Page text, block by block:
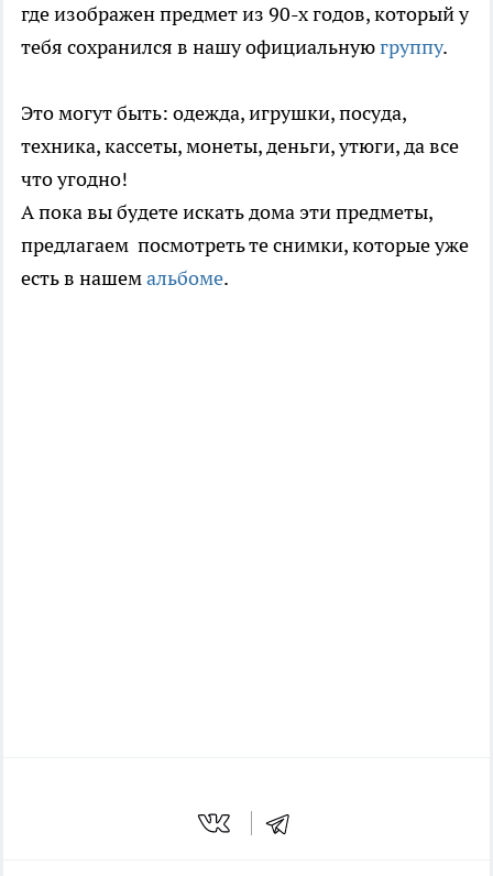
где изображен предмет из 90-х годов, который у
тебя сохранился в нашу официальнуюгруппу.
Это могут быть: одежда, игрушки, посуда,
техника, кассеты, монеты, деньги, утюги, да все
что угодно!
А пока вы будете искать дома эти предметы,
предлагаем посмотреть те снимки, которые уже
есть в нашемальбоме.